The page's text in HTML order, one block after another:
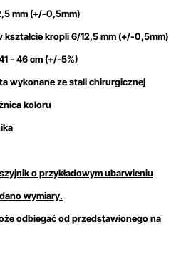
mm (+/-0,5mm)
kształcie kropli 6/12,5 mm (+/-0,5mm)
- 46cm (+/-5%)
wykonane ze stali chirurgicznej
koloru
o przykładowym ubarwieniu
wymiary.
odbiegać od przedstawionego na